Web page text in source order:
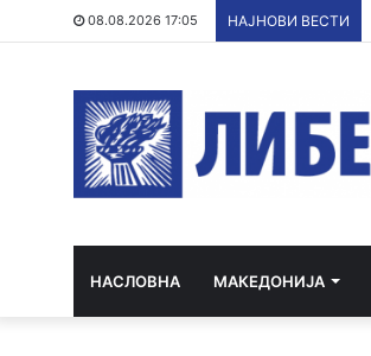
08.08.2026 17:05 НАЈНОВИ ВЕСТИ
НАСЛОВНА МАКЕДОНИЈА